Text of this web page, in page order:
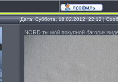
Дата: Суббота, 18.02.2012, 22:12 |
NORD ты мой покупной багорик